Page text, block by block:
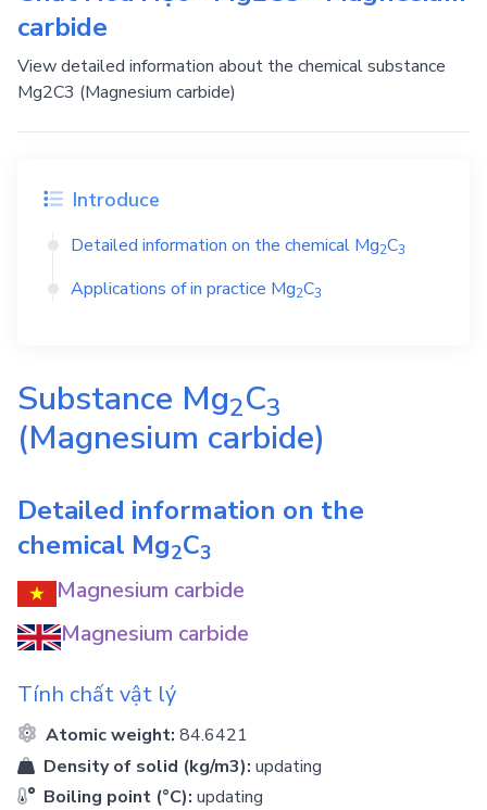
carbide
View detailed information about the chemical substance
Mg2C3 (Magnesium carbide)
Introduce
Detailed information on the chemical Mg2C3
Applications of in practice Mg2C3
Substance Mg2C3
(Magnesium carbide)
Detailed information on the
chemical Mg2C3
Magnesium carbide
Magnesium carbide
Tính chất vật lý
Atomic weight: 84.6421
Density of solid (kg/m3): updating
Boiling point (°C): updating